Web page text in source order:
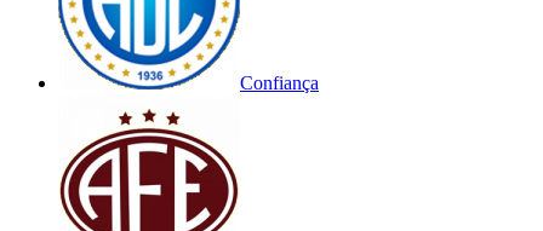
Confiança